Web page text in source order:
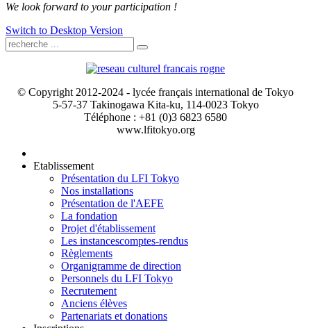
We look forward to your participation !
Switch to Desktop Version
© Copyright 2012-2024 - lycée français international de Tokyo
5-57-37 Takinogawa Kita-ku, 114-0023 Tokyo
Téléphone : +81 (0)3 6823 6580
www.lfitokyo.org
Etablissement
Présentation du LFI Tokyo
Nos installations
Présentation de l'AEFE
La fondation
Projet d'établissement
Les instancescomptes-rendus
Règlements
Organigramme de direction
Personnels du LFI Tokyo
Recrutement
Anciens élèves
Partenariats et donations